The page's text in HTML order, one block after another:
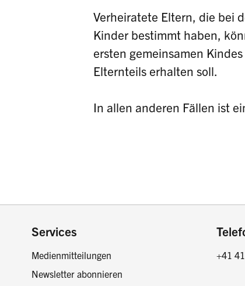
Verheiratete Eltern, die bei
Kinder bestimmt haben,
ersten gemeinsamen
Elternteils erhalten soll.
In allen anderen Fällen ist
Footer
Services
Medienmitteilungen
Newsletter abonnieren
+41